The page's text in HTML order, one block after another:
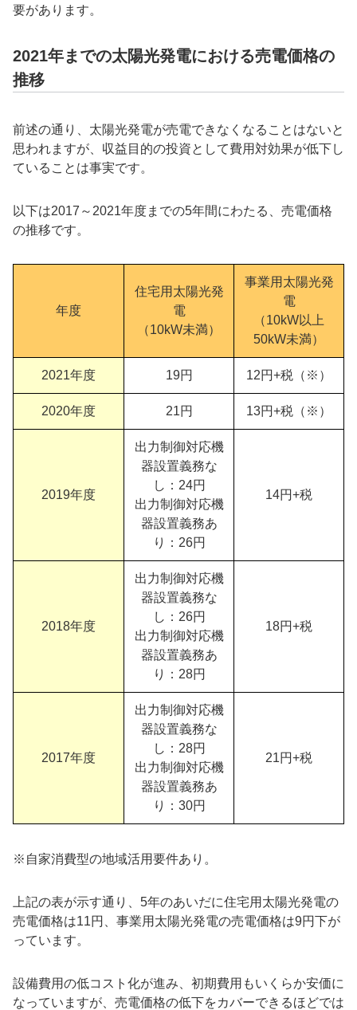
要があります。
2021年までの太陽光発電における売電価格の
推移
前述の通り、太陽光発電が売電できなくなることはないと
思われますが、収益目的の投資として費用対効果が低下し
ていることは事実です。
以下は2017～2021年度までの5年間にわたる、売電価格
の推移です。
年度
住宅用太陽光発
電
（10kW未満）
事業用太陽光発
電
（10kW以上
50kW未満）
2021年度 19円 12円+税（※）
2020年度 21円 13円+税（※）
2019年度
出力制御対応機
器設置義務な
し：24円
出力制御対応機
器設置義務あ
り：26円
14円+税
2018年度
出力制御対応機
器設置義務な
し：26円
出力制御対応機
器設置義務あ
り：28円
18円+税
2017年度
出力制御対応機
器設置義務な
し：28円
出力制御対応機
器設置義務あ
り：30円
21円+税
※自家消費型の地域活用要件あり。
上記の表が示す通り、5年のあいだに住宅用太陽光発電の
売電価格は11円、事業用太陽光発電の売電価格は9円下が
っています。
設備費用の低コスト化が進み、初期費用もいくらか安価に
なっていますが、売電価格の低下をカバーできるほどでは